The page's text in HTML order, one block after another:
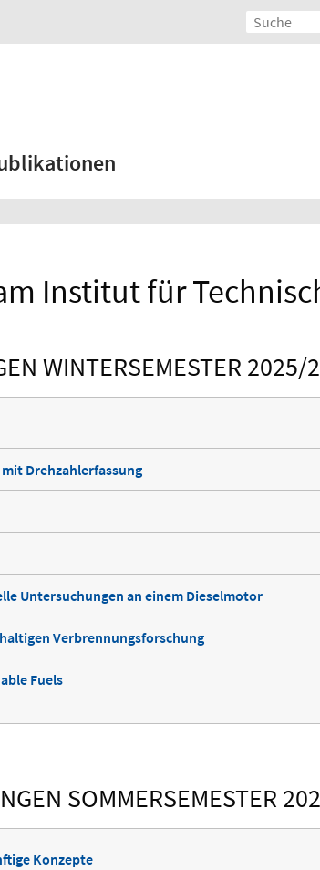
Institut für
WINTERSEMESTER 2025/
Drehzahlerfassung
Untersuchungen an einem Dieselmotor
Verbrennungsforschung
Fuels
SOMMERSEMESTER
Konzepte